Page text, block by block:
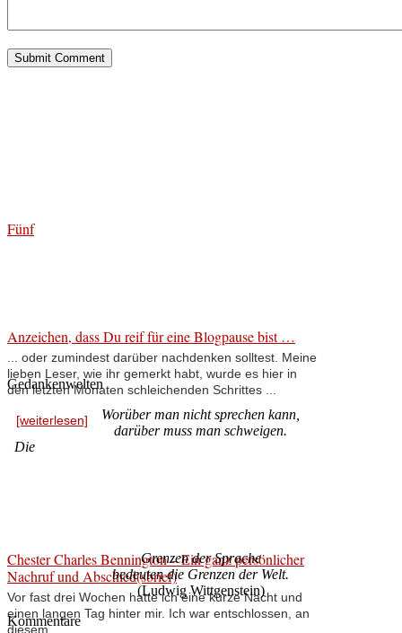
Fünf
Anzeichen, dass Du reif für eine Blogpause bist …
... oder zumindest darüber nachdenken solltest. Meine
lieben Leser, wie ihr gemerkt habt, wurde es hier in
den letzten Monaten schleichenden Schrittes ...
[weiterlesen]
Chester Charles Bennington – Ein ganz persönlicher
Nachruf und Abschied(sbrief)
Vor fast drei Wochen hatte ich eine kurze Nacht und
einen langen Tag hinter mir. Ich war entschlossen, an
diesem ...
Gedankenwelten
Worüber man nicht sprechen kann,
darüber muss man schweigen.
Die
Grenzen der Sprache
bedeuten die Grenzen der Welt.
(Ludwig Wittgenstein)
Kommentare